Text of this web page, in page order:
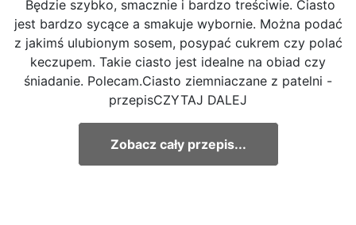
Będzie szybko, smacznie i bardzo treściwie. Ciasto
jest bardzo sycące a smakuje wybornie. Można podać
z jakimś ulubionym sosem, posypać cukrem czy polać
keczupem. Takie ciasto jest idealne na obiad czy
śniadanie. Polecam.Ciasto ziemniaczane z patelni -
przepisCZYTAJ DALEJ
Zobacz cały przepis...